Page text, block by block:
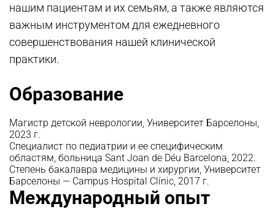
нашим пациентам и их семьям, а также являются
важным инструментом для ежедневного
совершенствования нашей клинической
практики.
Образование
Магистр детской неврологии, Университет Барселоны,
2023 г.
Специалист по педиатрии и ее специфическим
областям, больница Sant Joan de Déu Barcelona, 2022.
Степень бакалавра медицины и хирургии, Университет
Барселоны — Campus Hospital Clínic, 2017 г.
Международный опыт